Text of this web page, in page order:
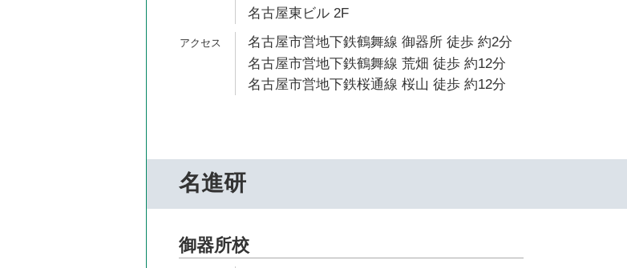
名古屋東ビル 2F
名古屋市営地下鉄鶴舞線 御器所 徒歩 約2分
名古屋市営地下鉄鶴舞線 荒畑 徒歩 約12分
名古屋市営地下鉄桜通線 桜山 徒歩 約12分
名進研
御器所校